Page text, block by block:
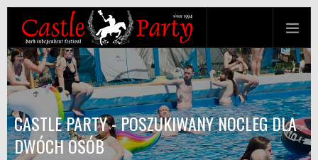
CASTLE PARTY - POSZUKIWANY NOCLEG DLA
DWÓCH OSÓB